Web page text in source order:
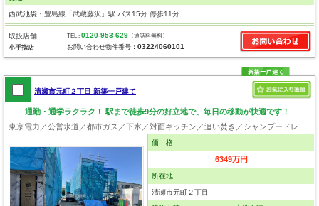
西武池袋・豊島線「武蔵藤沢」駅 バス15分 停歩11分
取扱店舗
小手指店
TEL :0120-953-629 【通話料無料】
お問い合わせ物件番号：03224060101
清瀬市元町２丁目 新築一戸建て
通勤・通学ラクラク！ 駅まで徒歩9分の好立地で、毎日の移動が快適です！
価 格
6349万円
所在地
清瀬市元町２丁目